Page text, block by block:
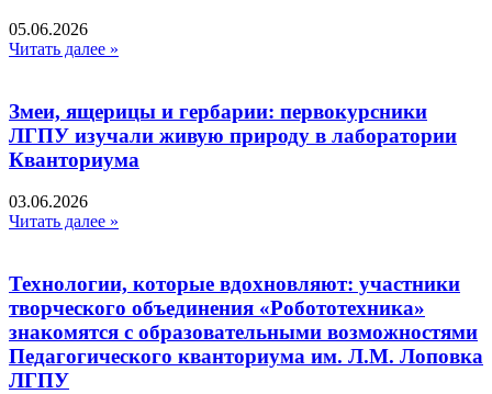
05.06.2026
Читать далее »
Змеи, ящерицы и гербарии: первокурсники
ЛГПУ изучали живую природу в лаборатории
Кванториума
03.06.2026
Читать далее »
Технологии, которые вдохновляют: участники
творческого объединения «Робототехника»
знакомятся с образовательными возможностями
Педагогического кванториума им. Л.М. Лоповка
ЛГПУ